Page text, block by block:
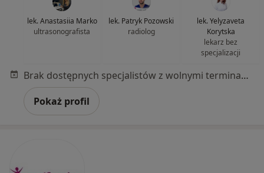
lek. Anastasiia Marko
ultrasonografista
lek. Patryk Pozowski
radiolog
lek. Yelyzaveta
Korytska
lekarz bez
specjalizacji
Brak dostępnych specjalistów z wolnymi terminami w tym centrum medycznym.
Pokaż profil